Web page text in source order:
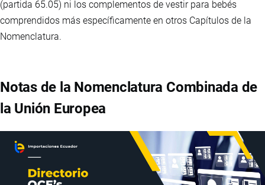
(partida 65.05) ni los complementos de vestir para bebés
comprendidos más específicamente en otros Capítulos de la
Nomenclatura.
Notas de la Nomenclatura Combinada de
la Unión Europea